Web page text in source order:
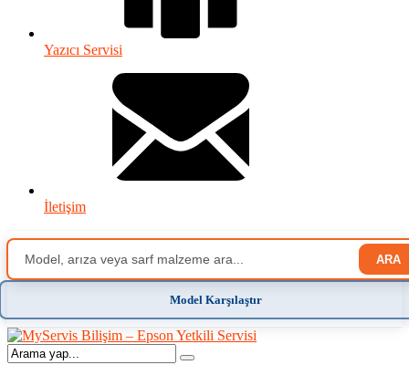
Yazıcı Servisi
İletişim
ARA
Model Karşılaştır